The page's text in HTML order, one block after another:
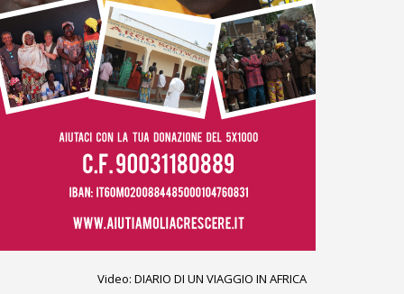
Video: DIARIO DI UN VIAGGIO IN AFRICA